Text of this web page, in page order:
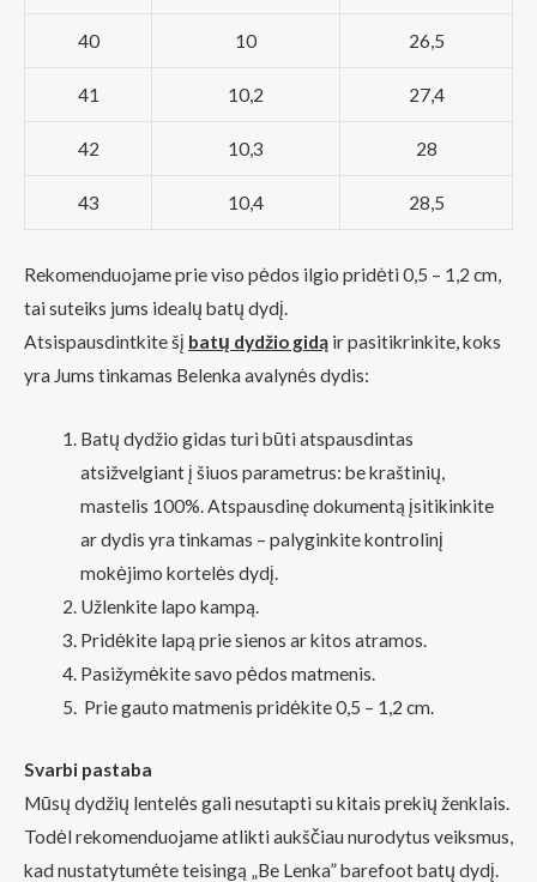
40 10 26,5
41 10,2 27,4
42 10,3 28
43 10,4 28,5
Rekomenduojame prie viso pėdos ilgio pridėti 0,5 – 1,2 cm,
tai suteiks jums idealų batų dydį.
Atsispausdintkite šį batų dydžio gidą ir pasitikrinkite, koks
yra Jums tinkamas Belenka avalynės dydis:
Batų dydžio gidas turi būti atspausdintas
atsižvelgiant į šiuos parametrus: be kraštinių,
mastelis 100%. Atspausdinę dokumentą įsitikinkite
ar dydis yra tinkamas – palyginkite kontrolinį
mokėjimo kortelės dydį.
Užlenkite lapo kampą.
Pridėkite lapą prie sienos ar kitos atramos.
Pasižymėkite savo pėdos matmenis.
Prie gauto matmenis pridėkite 0,5 – 1,2 cm.
Svarbi pastaba
Mūsų dydžių lentelės gali nesutapti su kitais prekių ženklais.
Todėl rekomenduojame atlikti aukščiau nurodytus veiksmus,
kad nustatytumėte teisingą „Be Lenka” barefoot batų dydį.